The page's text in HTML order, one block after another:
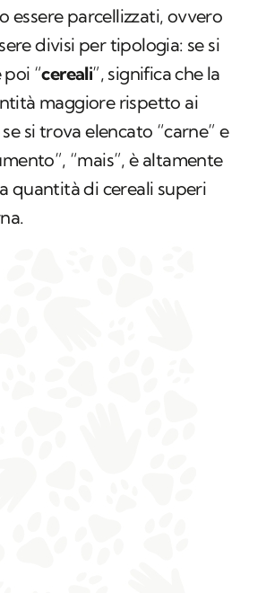
essere parcellizzati, ovvero
divisi per tipologia: se si
poi “cereali”, significa che la
maggiore rispetto ai
si trova elencato “carne” e
“mais”, è altamente
quantità di cereali superi